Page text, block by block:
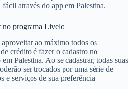
através do app em Palestina.
no programa Livelo
ao máximo todos os
crédito é fazer o cadastro no
Palestina. Ao se cadastrar, todas suas
ser trocados por uma série de
e serviços de sua preferência.